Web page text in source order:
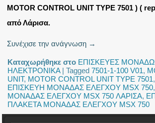
MOTOR CONTROL UNIT TYPE 7501 ) (
από Λάρισα.
Συνέχισε την ανάγνωση →
Καταχωρήθηκε στο ΕΠΙΣΚΕΥΕΣ
ΗΛΕΚΤΡΟΝΙΚΑ|Tagged 7501-1-100 V01,
UNIT, MOTOR CONTROL UNIT TYPE 7501,
ΕΠΙΣΚΕΥΗ ΜΟΝΑΔΑΣ ΕΛΕΓΧΟΥ MSX 750,
ΜΟΝΑΔΑΣ ΕΛΕΓΧΟΥ MSX 750 ΛΑΡΙΣΑ,
ΠΛΑΚΕΤΑ ΜΟΝΑΔΑΣ ΕΛΕΓΧΟΥ MSX 750